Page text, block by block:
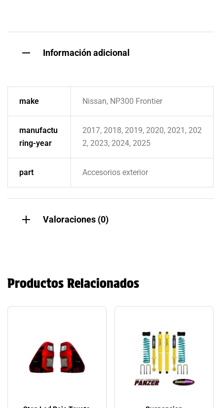
Información adicional
make Nissan, NP300 Frontier
manufactu
ring-year
2017, 2018, 2019, 2020, 2021, 202
2, 2023, 2024, 2025
part Accesorios exterior
Valoraciones (0)
Productos Relacionados